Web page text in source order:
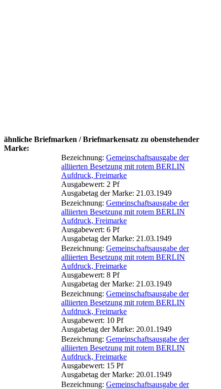
ähnliche Briefmarken / Briefmarkensatz zu obenstehender
Marke:
Bezeichnung: Gemeinschaftsausgabe der
alliierten Besetzung mit rotem BERLIN
Aufdruck, Freimarke
Ausgabewert: 2 Pf
Ausgabetag der Marke: 21.03.1949
Bezeichnung: Gemeinschaftsausgabe der
alliierten Besetzung mit rotem BERLIN
Aufdruck, Freimarke
Ausgabewert: 6 Pf
Ausgabetag der Marke: 21.03.1949
Bezeichnung: Gemeinschaftsausgabe der
alliierten Besetzung mit rotem BERLIN
Aufdruck, Freimarke
Ausgabewert: 8 Pf
Ausgabetag der Marke: 21.03.1949
Bezeichnung: Gemeinschaftsausgabe der
alliierten Besetzung mit rotem BERLIN
Aufdruck, Freimarke
Ausgabewert: 10 Pf
Ausgabetag der Marke: 20.01.1949
Bezeichnung: Gemeinschaftsausgabe der
alliierten Besetzung mit rotem BERLIN
Aufdruck, Freimarke
Ausgabewert: 15 Pf
Ausgabetag der Marke: 20.01.1949
Bezeichnung: Gemeinschaftsausgabe der